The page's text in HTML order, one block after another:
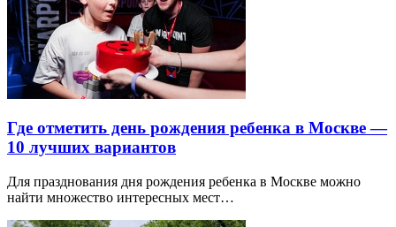
Где отметить день рождения ребенка в Москве —
10 лучших вариантов
Для празднования дня рождения ребенка в Москве можно
найти множество интересных мест…